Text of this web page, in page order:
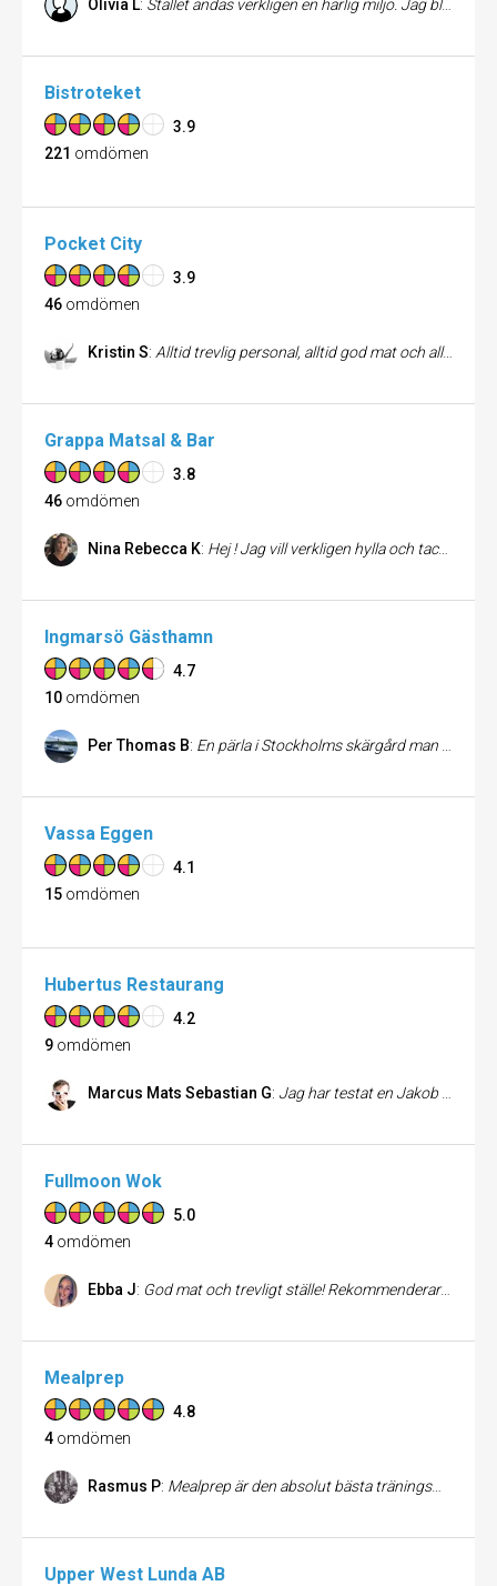
Olivia L: Stället andas verkligen en härlig miljö. Jag blir alltid på bra humör när jag går hit! Servicen är bättre än bra och maten likaså. Det är helt klart en ny Stockholms favorit!
Bistroteket
3.9
221 omdömen
Pocket City
3.9
46 omdömen
Kristin S: Alltid trevlig personal, alltid god mat och alltid awesome!
Grappa Matsal & Bar
3.8
46 omdömen
Nina Rebecca K: Hej ! Jag vill verkligen hylla och tacka de som jobbade 12/9 bla. Therese som hjälpte mig anorna en 30år överraskningsfest till min sambo. Hade nästan gett upp i sökandet på en bra restaurang men när jag hittade grappa föll allt på plats. De var över förväntan och väldigt tillmötesgående. Maten och servicen var fantastisk trotts att vi var 21 personer och dessa tider. Flera i sällskapet har också ringt mig efter och tackat för allt. Vi fick en oförglömlig kväll och vill skicka många rosor till er som tack för detta. Ni får 10/10 stjärnor av mig men kan tyvärr bara lämna en solklar 5 här 😃 Med vänlig hälsning, Nina
Ingmarsö Gästhamn
4.7
10 omdömen
Per Thomas B: En pärla i Stockholms skärgård man blir alltid bemött på ett underbart sätt av den fantastiska hamnvärden Matti, rent fräscht på toaletter och I duschar, det finns en underbar bastu i anslutning till hamnen, bra restaurang ett grymt bageri samt en livs dom har det mesta. Helt enkelt toppklass
Vassa Eggen
4.1
15 omdömen
Hubertus Restaurang
4.2
9 omdömen
Marcus Mats Sebastian G: Jag har testat en Jakob special och det var bland det bästa jag har haft till lunch!
Fullmoon Wok
5.0
4 omdömen
Ebba J: God mat och trevligt ställe! Rekommenderar alla att besöka Fullmoon Wok.
Mealprep
4.8
4 omdömen
Rasmus P: Mealprep är den absolut bästa träningsmaten i Sthlm! Alltid nöjd när jag går därifrån.
Upper West Lunda AB